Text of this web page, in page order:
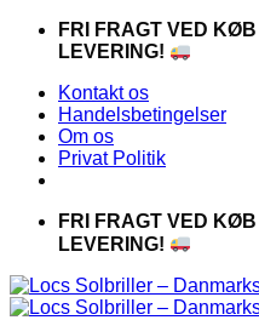
FortsætFRI FRAGT VED
LEVERING!
Kontakt os
Handelsbetingelser
Om os
Privat Politik
FRI FRAGT VED
LEVERING!